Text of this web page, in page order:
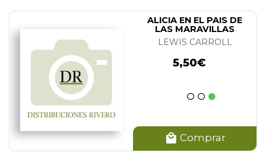
ALICIA EN EL PAIS DE
LAS MARAVILLAS
LEWIS CARROLL
5,50€
Comprar